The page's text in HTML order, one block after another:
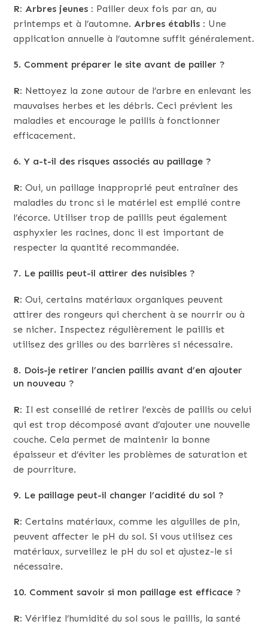
R: Arbres jeunes : Pailler deux fois par an, au
printemps et à l’automne.Arbres établis : Une
application annuelle à l’automne suffit généralement.
5. Comment préparer le site avant de pailler ?
R: Nettoyez la zone autour de l’arbre en enlevant les
mauvaises herbes et les débris. Ceci prévient les
maladies et encourage le paillis à fonctionner
efficacement.
6. Y a-t-il des risques associés au paillage ?
R: Oui, un paillage inapproprié peut entraîner des
maladies du tronc si le matériel est empilé contre
l’écorce. Utiliser trop de paillis peut également
asphyxier les racines, donc il est important de
respecter la quantité recommandée.
7. Le paillis peut-il attirer des nuisibles ?
R: Oui, certains matériaux organiques peuvent
attirer des rongeurs qui cherchent à se nourrir ou à
se nicher. Inspectez régulièrement le paillis et
utilisez des grilles ou des barrières si nécessaire.
8. Dois-je retirer l’ancien paillis avant d’en ajouter
un nouveau ?
R: Il est conseillé de retirer l’excès de paillis ou celui
qui est trop décomposé avant d’ajouter une nouvelle
couche. Cela permet de maintenir la bonne
épaisseur et d’éviter les problèmes de saturation et
de pourriture.
9. Le paillage peut-il changer l’acidité du sol ?
R: Certains matériaux, comme les aiguilles de pin,
peuvent affecter le pH du sol. Si vous utilisez ces
matériaux, surveillez le pH du sol et ajustez-le si
nécessaire.
10. Comment savoir si mon paillage est efficace ?
R: Vérifiez l’humidité du sol sous le paillis, la santé